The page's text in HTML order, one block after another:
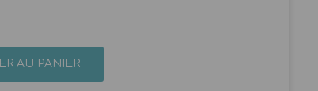
AU PANIER